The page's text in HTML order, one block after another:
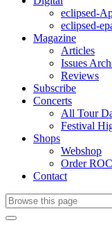
eclipsed-
eclipsed-
Magazine
Articles
Issues
Reviews
Subscribe
Concerts
All Tour
Festival
Shops
Webshop
Order
Contact